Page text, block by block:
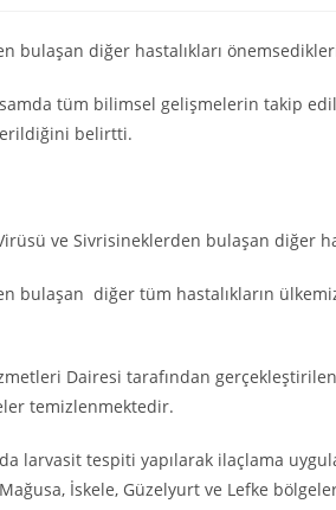
bulaşan diğer hastalıkları
tüm bilimsel gelişmelerin takip
belirtti.
Virüsü ve Sivrisineklerden bulaşan diğer
bulaşan diğer tüm hastalıkların
Dairesi tarafından
temizlenmektedir.
larvasit tespiti yapılarak ilaçlama
İskele, Güzelyurt ve Lefke